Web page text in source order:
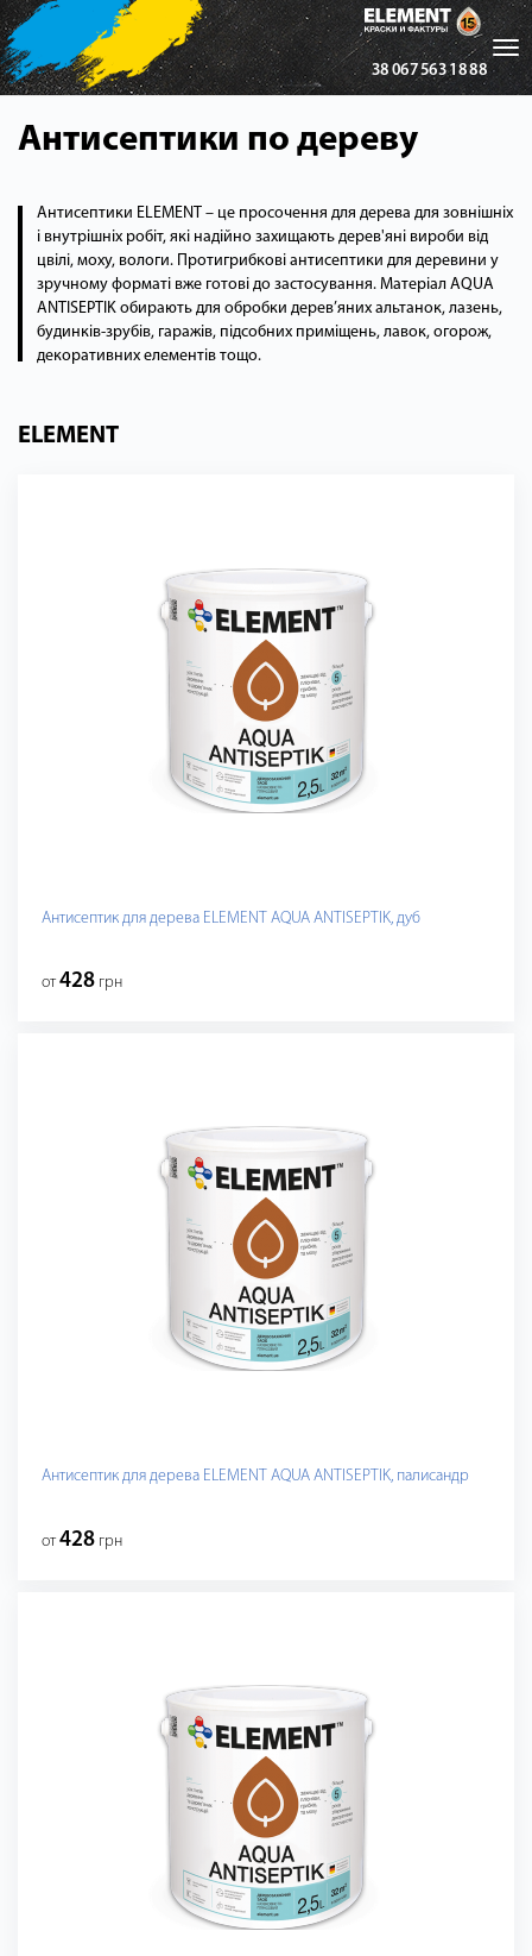
38 067 563 18 88
Антисептики по дереву
Антисептики ELEMENT – це просочення для дерева для зовнішніх
і внутрішніх робіт, які надійно захищають дерев'яні вироби від
цвілі, моху, вологи. Протигрибкові антисептики для деревини у
зручному форматі вже готові до застосування. Матеріал AQUA
ANTISEPTIK обирають для обробки дерев’яних альтанок, лазень,
будинків-зрубів, гаражів, підсобних приміщень, лавок, огорож,
декоративних елементів тощо.
ELEMENT
Антисептик для дерева ELEMENT AQUA ANTISEPTIK, дуб
от428 грн
Антисептик для дерева ELEMENT AQUA ANTISEPTIK, палисандр
от428 грн